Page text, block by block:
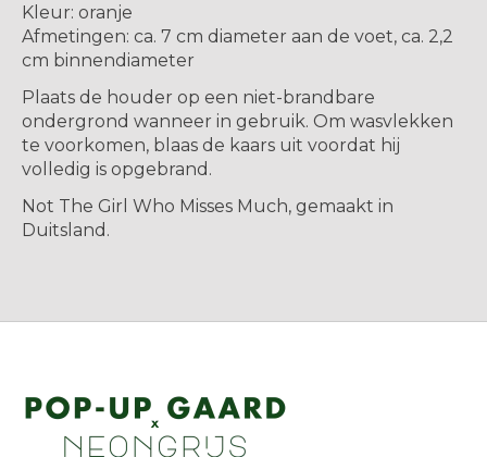
Kleur: oranje
Afmetingen: ca. 7 cm diameter aan de voet, ca. 2,2
cm binnendiameter
Plaats de houder op een niet-brandbare
ondergrond wanneer in gebruik. Om wasvlekken
te voorkomen, blaas de kaars uit voordat hij
volledig is opgebrand.
Not The Girl Who Misses Much, gemaakt in
Duitsland.